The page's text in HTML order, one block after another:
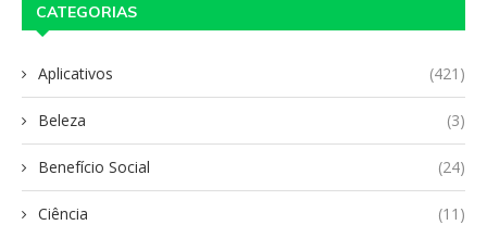
CATEGORIAS
Aplicativos (421)
Beleza (3)
Benefício Social (24)
Ciência (11)